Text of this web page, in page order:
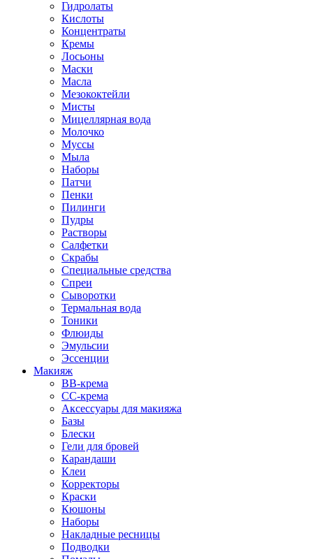
Гидролаты
Кислоты
Концентраты
Кремы
Лосьоны
Маски
Масла
Мезококтейли
Мисты
Мицеллярная вода
Молочко
Муссы
Мыла
Наборы
Патчи
Пенки
Пилинги
Пудры
Растворы
Салфетки
Скрабы
Специальные средства
Спреи
Сыворотки
Термальная вода
Тоники
Флюиды
Эмульсии
Эссенции
Макияж
BB-крема
CC-крема
Аксессуары для макияжа
Базы
Блески
Гели для бровей
Карандаши
Клеи
Корректоры
Краски
Кюшоны
Наборы
Накладные ресницы
Подводки